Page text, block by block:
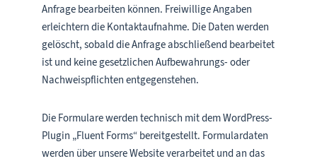
Anfrage bearbeiten können. Freiwillige Angaben
erleichtern die Kontaktaufnahme. Die Daten werden
gelöscht, sobald die Anfrage abschließend bearbeitet
ist und keine gesetzlichen Aufbewahrungs- oder
Nachweispflichten entgegenstehen.
Die Formulare werden technisch mit dem WordPress-
Plugin „Fluent Forms“ bereitgestellt. Formulardaten
werden über unsere Website verarbeitet und an das